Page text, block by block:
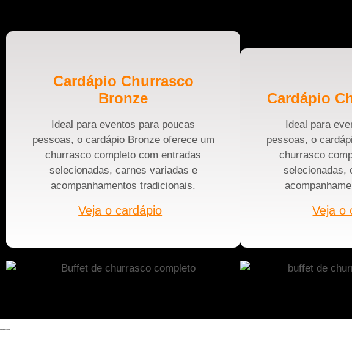
Cardápio Churrasco
Bronze
Ideal para eventos para poucas
pessoas, o cardápio Bronze oferece um
churrasco completo com entradas
selecionadas, carnes variadas e
acompanhamentos tradicionais.
Veja o cardápio
Cardápio
Ideal para
pessoas, o
churrasco
selecionadas,
Veja o